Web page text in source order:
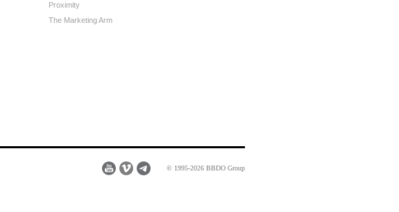
Proximity
The Marketing Arm
© 1995-2026 BBDO Group